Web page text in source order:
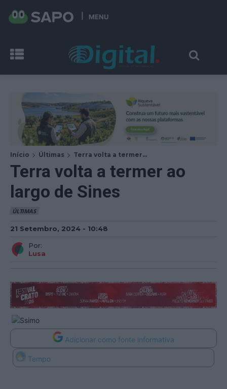
MENU
Início Últimas Terra volta a termer...
Terra volta a termer ao
largo de Sines
ÚLTIMAS
21 Setembro, 2024 - 10:48
Por:
Lusa
Adicionar como fonte informativa
Tempo